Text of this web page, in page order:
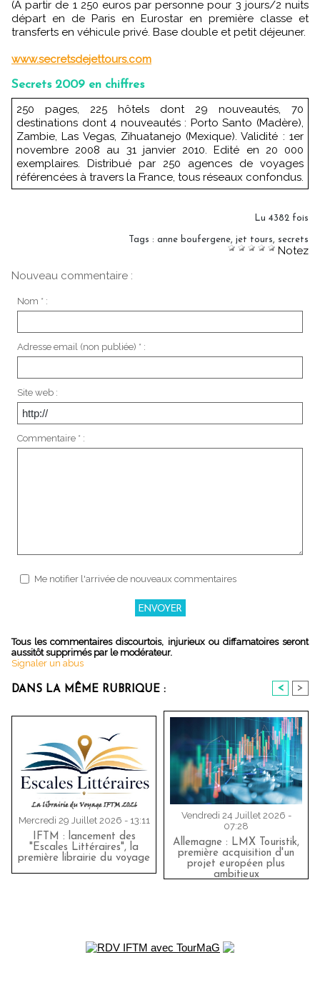
(A partir de 1 250 euros par personne pour 3 jours/2 nuits
départ en de Paris en Eurostar en première classe et
transferts en véhicule privé. Base double et petit déjeuner.
www.secretsdejettours.com
Secrets 2009 en chiffres
250 pages, 225 hôtels dont 29 nouveautés, 70
destinations dont 4 nouveautés : Porto Santo (Madère),
Zambie, Las Vegas, Zihuatanejo (Mexique). Validité : 1er
novembre 2008 au 31 janvier 2010. Edité en 20 000
exemplaires. Distribué par 250 agences de voyages
référencées à travers la France, tous réseaux confondus.
Lu 4382 fois
Tags : anne boufergene, jet tours, secrets
Notez
Nouveau commentaire :
Nom * :
Adresse email (non publiée) * :
Site web :
Commentaire * :
Me notifier l'arrivée de nouveaux commentaires
Tous les commentaires discourtois, injurieux ou diffamatoires seront
aussitôt supprimés par le modérateur.
Signaler un abus
DANS LA MÊME RUBRIQUE : < >
Mercredi 29 Juillet 2026 - 13:11
IFTM : lancement des
"Escales Littéraires", la
première librairie du voyage
Vendredi 24 Juillet 2026 -
07:28
Allemagne : LMX Touristik,
première acquisition d'un
projet européen plus
ambitieux